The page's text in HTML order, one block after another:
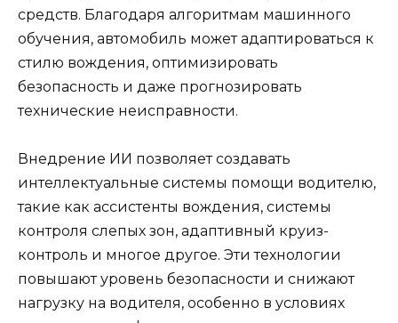
средств. Благодаря алгоритмам машинного
обучения, автомобиль может адаптироваться к
стилю вождения, оптимизировать
безопасность и даже прогнозировать
технические неисправности.
Внедрение ИИ позволяет создавать
интеллектуальные системы помощи водителю,
такие как ассистенты вождения, системы
контроля слепых зон, адаптивный круиз-
контроль и многое другое. Эти технологии
повышают уровень безопасности и снижают
нагрузку на водителя, особенно в условиях